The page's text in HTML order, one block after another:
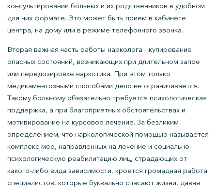
консультировании больных и их родственников в удобном
для них формате. Это может быть прием в кабинете
центра, на дому или в режиме телефонного звонка.
Вторая важная часть работы нарколога - купирование
опасных состояний, возникающих при длительном запое
или передозировке наркотика. При этом только
медикаментозными способами дело не ограничивается.
Такому больному обязательно требуется психологическая
поддержка, а при благоприятных обстоятельствах и
мотивирование на курсовое лечение. За безликим
определением, что наркологической помощью называется
комплекс мер, направленных на лечение и социально-
психологическую реабилитацию лиц, страдающих от
какого-либо вида зависимости, кроется громадная работа
специалистов, которые буквально спасают жизни, давая